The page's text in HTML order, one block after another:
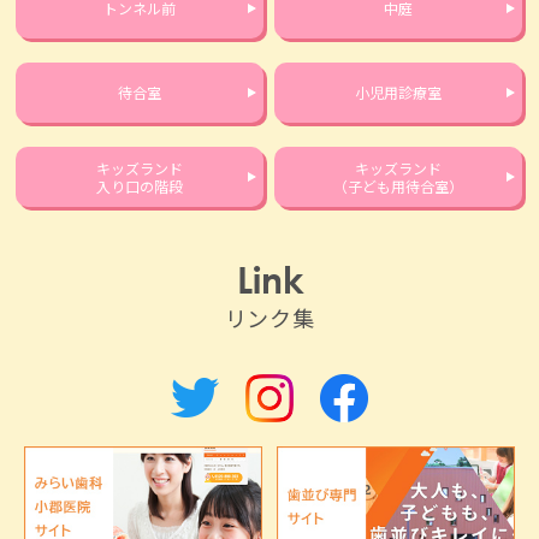
トンネル前 中庭
待合室 小児用診療室
キッズランド
入り口の階段
キッズランド
（子ども用待合室）
Link
リンク集